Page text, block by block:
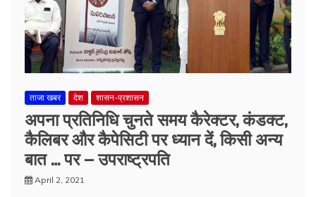
ताजा खबर देश शासन-प्रशासन
अपना प्रतिनिधि चुनते समय कैरेक्टर, कंडक्ट,
कैलिबर और कैपेसिटी पर ध्यान दें, किसी अन्य
बात … पर – उपराष्ट्रपति
April 2, 2021